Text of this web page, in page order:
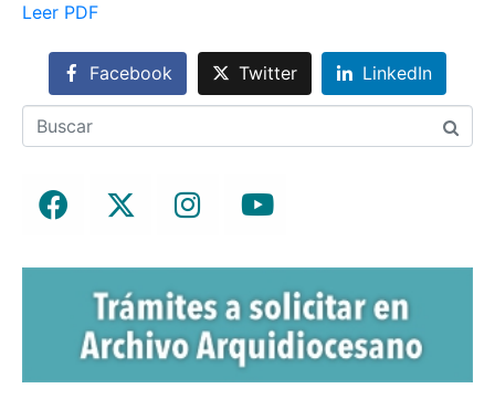
Leer PDF
Facebook Twitter LinkedIn